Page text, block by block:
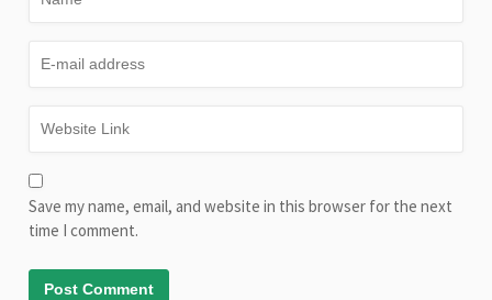
Save my name, email, and website in this browser for the next
time I comment.